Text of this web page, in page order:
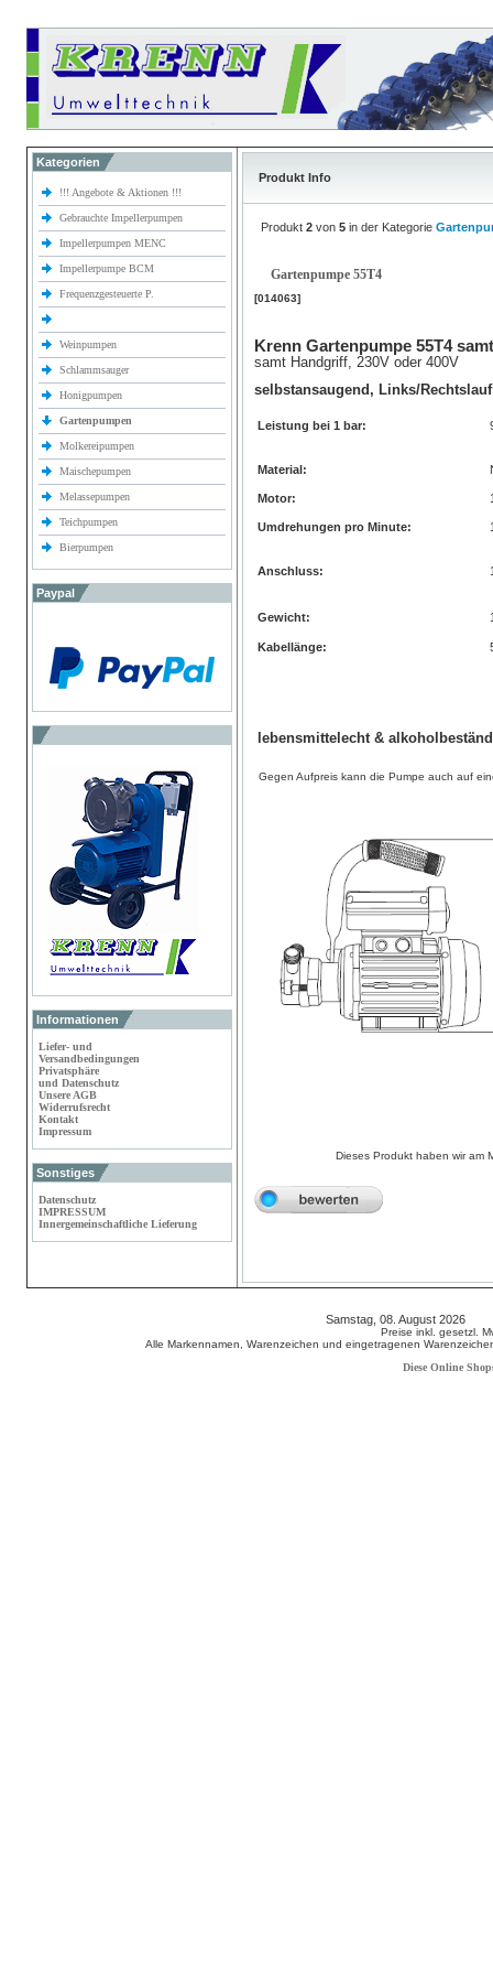
Kategorien
!!! Angebote & Aktionen !!!
Gebrauchte Impellerpumpen
Impellerpumpen MENC
Impellerpumpe BCM
Frequenzgesteuerte P.
Weinpumpen
Schlammsauger
Honigpumpen
Gartenpumpen
Molkereipumpen
Maischepumpen
Melassepumpen
Teichpumpen
Bierpumpen
Paypal
Informationen
Liefer- und
Versandbedingungen
Privatsphäre
und Datenschutz
Unsere AGB
Widerrufsrecht
Kontakt
Impressum
Sonstiges
Datenschutz
IMPRESSUM
Innergemeinschaftliche Lieferung
Produkt Info
Produkt 2 von 5 in der Kategorie
Gartenpumpe 55T4
[014063]
Krenn Gartenpumpe 55T4
samt Handgriff, 230V oder 400V
selbstansaugend, Links/Rechtslauf
Leistung bei 1 bar:
Material:
Motor:
Umdrehungen pro Minute:
Anschluss:
Gewicht:
Kabellänge:
lebensmittelecht &
Gegen Aufpreis kann die Pumpe auch auf
Dieses Produkt haben wir am
Samstag, 08. August 2026
Preise inkl. gesetzl.
Alle Markennamen, Warenzeichen und eingetragenen
Diese Online